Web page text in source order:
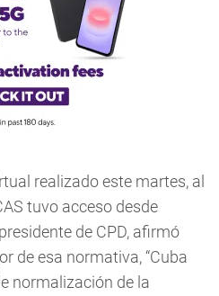
realizado este martes, al
tuvo acceso desde
de CPD, afirmó
de esa normativa, “Cuba
normalización de la